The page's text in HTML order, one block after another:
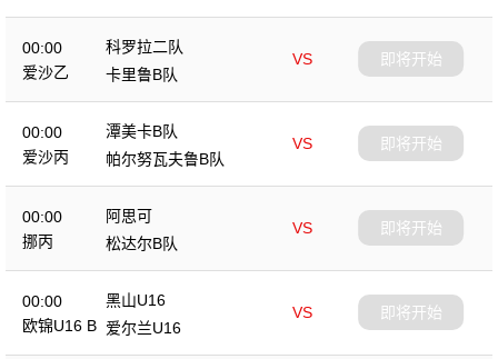
00:00
爱沙乙
科罗拉二队
VS
卡里鲁B队
即将开始
00:00
爱沙丙
潭美卡B队
VS
帕尔努瓦夫鲁B队
即将开始
00:00
挪丙
阿思可
VS
松达尔B队
即将开始
00:00
欧锦U16 B
黑山U16
VS
爱尔兰U16
即将开始